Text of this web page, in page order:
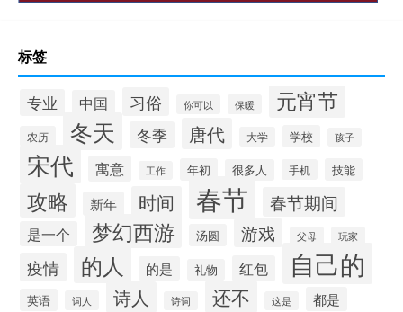
标签
专业 中国 习俗 你可以 保暖 元宵节
农历 冬天 冬季 唐代 大学 学校 孩子
宋代 寓意 工作 年初 很多人 手机 技能
攻略 新年 时间 春节 春节期间
是一个 梦幻西游 汤圆 游戏 父母 玩家
疫情 的人 的是 礼物 红包 自己的
英语 词人 诗人 诗词 还不 这是 都是